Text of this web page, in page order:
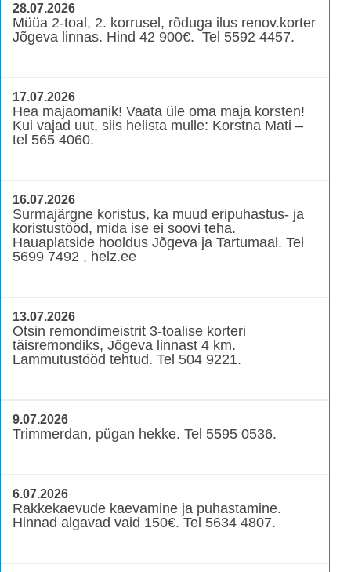
28.07.2026
Müüa 2-toal, 2. korrusel, rõduga ilus renov.korter
Jõgeva linnas. Hind 42 900€. Tel 5592 4457.
17.07.2026
Hea majaomanik! Vaata üle oma maja korsten!
Kui vajad uut, siis helista mulle: Korstna Mati –
tel 565 4060.
16.07.2026
Surmajärgne koristus, ka muud eripuhastus- ja
koristustööd, mida ise ei soovi teha.
Hauaplatside hooldus Jõgeva ja Tartumaal. Tel
5699 7492 , helz.ee
13.07.2026
Otsin remondimeistrit 3-toalise korteri
täisremondiks, Jõgeva linnast 4 km.
Lammutustööd tehtud. Tel 504 9221.
9.07.2026
Trimmerdan, pügan hekke. Tel 5595 0536.
6.07.2026
Rakkekaevude kaevamine ja puhastamine.
Hinnad algavad vaid 150€. Tel 5634 4807.